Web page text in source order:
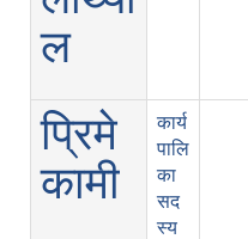
ल
प्रिमे
कामी
कार्य
पालि
का
सद
स्य